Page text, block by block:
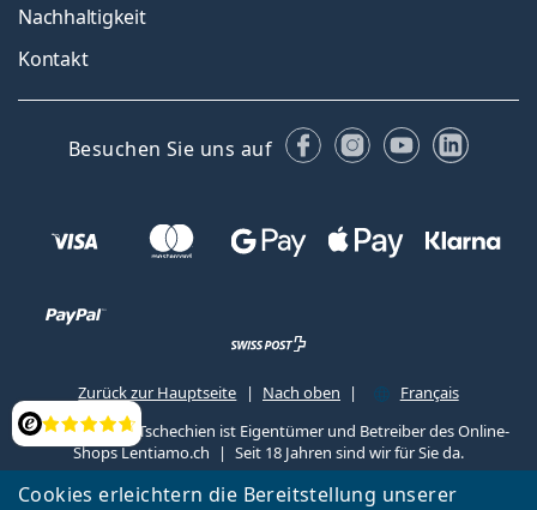
Cookies erleichtern die Bereitstellung unserer
Bewertung
Nachhaltigkeit
Kontakt
Besuchen Sie uns auf FacebookInstagram
YouTube
Zurück zur Hauptseite Nach oben
Français
Lentiamo s.r.o., Tschechien ist Eigentümer und Betreiber des Online-
Shops Lentiamo.ch
Seit 18 Jahren sind wir für Sie da.